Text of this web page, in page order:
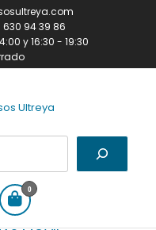
630 94 39 86
y 16:30 - 19:30
Ultreya
de todo tipo de
0